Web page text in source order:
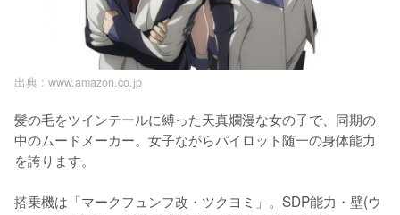
出典 : www.amazon.co.jp
髪の毛をツインテールに縛った天真爛漫な女の子で、同期の
中のムードメーカー。女子ながらパイロット随一の身体能力
を誇ります。
搭乗機は「マークフュンフ改・ツクヨミ」。SDP能力・壁(ウ